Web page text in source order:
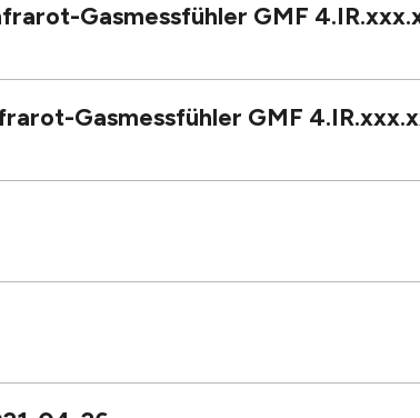
Gasmessfühler GMF
Gasmessfühler GMF